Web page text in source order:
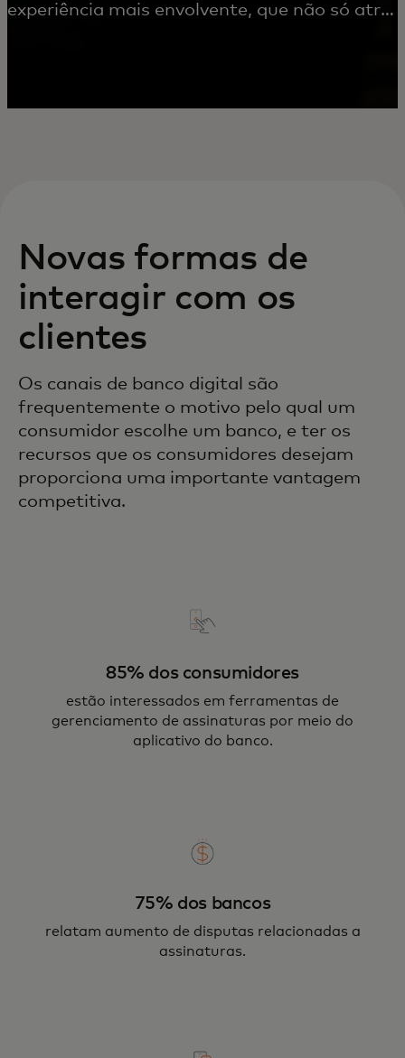
experiência mais envolvente, que não só atrai
Novas formas de
interagir com os
clientes
Os canais de banco digital são
frequentemente o motivo pelo qual um
consumidor escolhe um banco, e ter os
recursos que os consumidores desejam
proporciona uma importante vantagem
competitiva.
85% dos consumidores
estão interessados em ferramentas de
gerenciamento de assinaturas por meio do
aplicativo do banco.
75% dos bancos
relatam aumento de disputas relacionadas a
assinaturas.